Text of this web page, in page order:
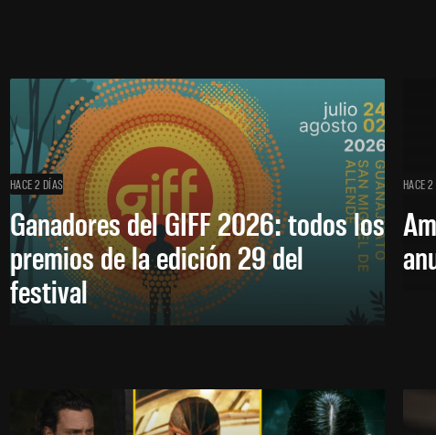
HACE 2 DÍAS
Ganadores del GIFF 2026: todos los
premios de la edición 29 del
festival
HACE